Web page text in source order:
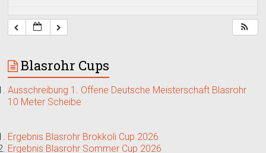
Blasrohr Cups
Ausschreibung 1. Offene Deutsche Meisterschaft Blasrohr
10 Meter Scheibe
Ergebnis Blasrohr Brokkoli Cup 2026
Ergebnis Blasrohr Sommer Cup 2026